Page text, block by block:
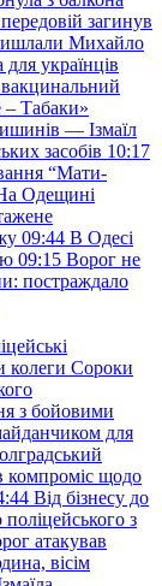
загинув
Михайло
українців
Табаки»
— Ізмаїл
засобів 10:17
“Мати-
Одещині
09:44 В Одесі
09:15 Ворог не
постраждало
колеги Сороки
з бойовими
для
компроміс щодо
Від бізнесу до
поліцейського з
атакував
вісім